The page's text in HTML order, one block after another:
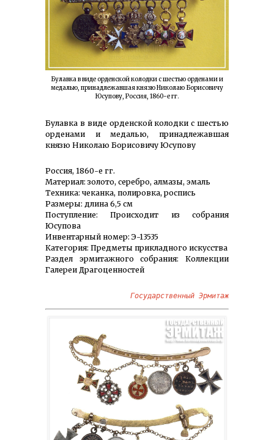
Булавка в виде орденской колодки с шестью орденами и
медалью, принадлежавшая князю Николаю Борисовичу
Юсупову, Россия, 1860-е гг.
Булавка в виде орденской колодки с шестью
орденами и медалью, принадлежавшая
князю Николаю Борисовичу Юсупову
Россия, 1860-е гг.
Материал: золото, серебро, алмазы, эмаль
Техника: чеканка, полировка, роспись
Размеры: длина 6,5 см
Поступление: Происходит из собрания
Юсупова
Инвентарный номер: Э-13535
Категория: Предметы прикладного искусства
Раздел эрмитажного собрания: Коллекции
Галереи Драгоценностей
Государственный Эрмитаж